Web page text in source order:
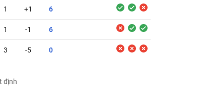
1 +1 6
1 -1 6
3 -5 0
định